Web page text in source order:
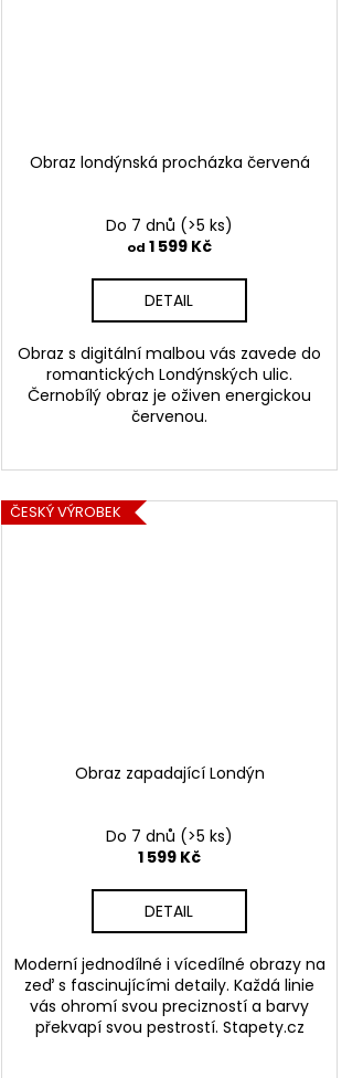
Obraz londýnská procházka červená
Do 7 dnů (>5 ks)
od 1 599 Kč
DETAIL
Obraz s digitální malbou vás zavede do
romantických Londýnských ulic.
Černobílý obraz je oživen energickou
červenou.
ČESKÝ VÝROBEK
Obraz zapadající Londýn
Do 7 dnů (>5 ks)
1 599 Kč
DETAIL
Moderní jednodílné i vícedílné obrazy na
zeď s fascinujícími detaily. Každá linie
vás ohromí svou precizností a barvy
překvapí svou pestrostí. Stapety.cz